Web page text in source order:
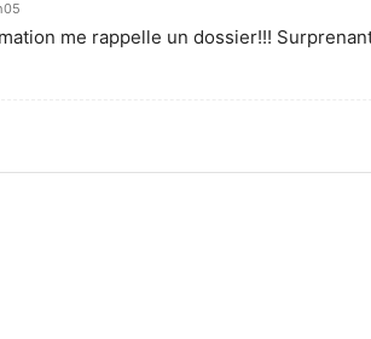
me rappelle un dossier!!!